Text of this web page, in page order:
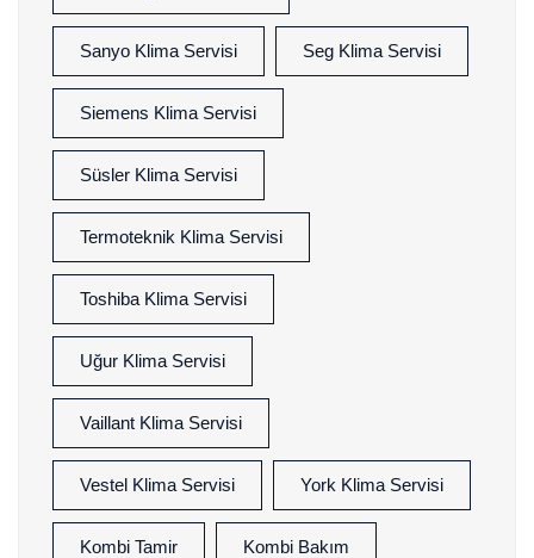
Sanyo Klima Servisi Seg Klima Servisi
Siemens Klima Servisi
Süsler Klima Servisi
Termoteknik Klima Servisi
Toshiba Klima Servisi
Uğur Klima Servisi
Vaillant Klima Servisi
Vestel Klima Servisi York Klima Servisi
Kombi Tamir Kombi Bakım